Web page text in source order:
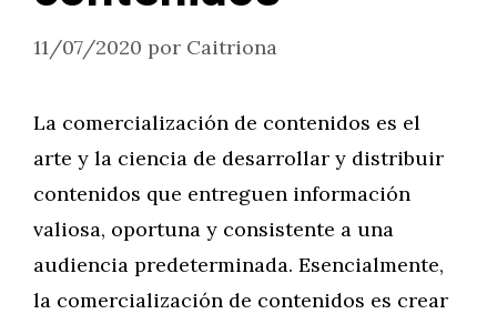
11/07/2020 por Caitriona
La comercialización de contenidos es el
arte y la ciencia de desarrollar y distribuir
contenidos que entreguen información
valiosa, oportuna y consistente a una
audiencia predeterminada. Esencialmente,
la comercialización de contenidos es crear